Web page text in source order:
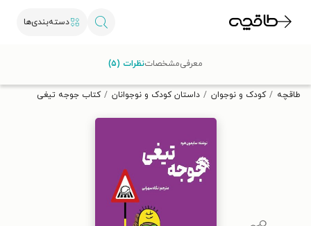
دسته‌بندی‌ها
تخفیف از طاقچه دریافت کن.
طاقچه کودک و نوجوان داستان کودک و نوجوانان کتاب جوجه تیغی
معرفیمشخصاتنظرات (۵)